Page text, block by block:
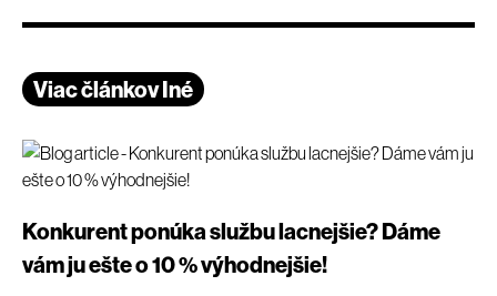
Viac článkov Iné
Konkurent ponúka službu lacnejšie? Dáme
vám ju ešte o 10 % výhodnejšie!